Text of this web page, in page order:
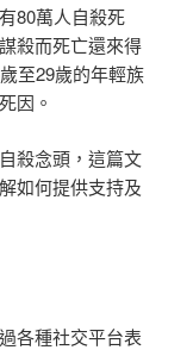
80萬人自殺死
殺而死亡還來得
至29歲的年輕族
因。
殺念頭，這篇文
如何提供支持及
各種社交平台表